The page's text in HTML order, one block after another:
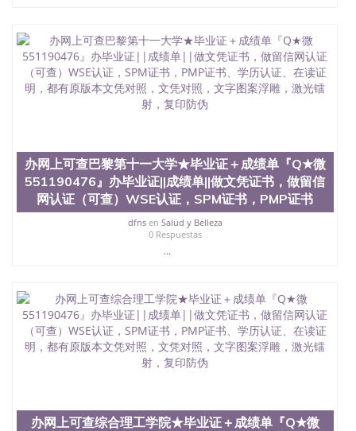
士做文凭/购买澳洲大学毕业证成绩单假文凭学历留
服认证里昂大学★毕业证＋成绩单『Q★微
551190476』办毕业证||成绩单||做文凭证书，做留信
网认证（可查）WSE认证，SPM证书，PMP证书、学
历认证、在读证明,
办网上可查巴黎第十一大学★毕业证＋成绩单『Q★微
551190476』办毕业证||成绩单||做文凭证书，做留信
网认证（可查）WSE认证，SPM证书，PMP证书
dfnsen Salud y Belleza
0 Respuestas
...
办网上可查综合理工学院★毕业证＋成绩单『Q★微